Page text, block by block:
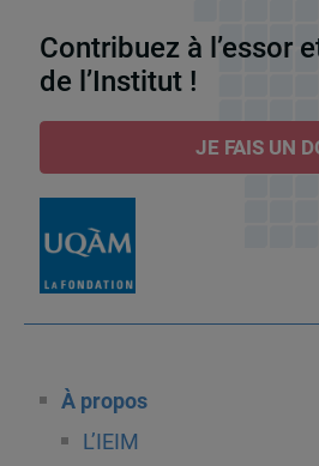
Contribuez à l’essor
de l’Institut !
JE FAIS UN
À propos
L’IEIM